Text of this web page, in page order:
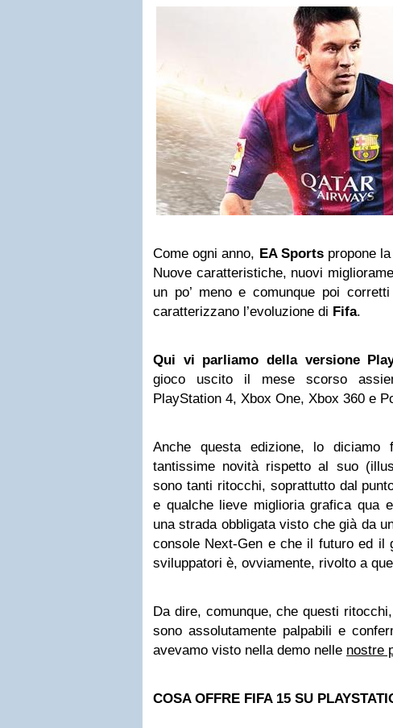
Come ogni anno, EA Sportspropone
Nuove caratteristiche, nuovi
un po’ meno e comunque poi
caratterizzano l’evoluzione di Fifa.
Qui vi parliamo della versione
gioco uscito il mese scorso
PlayStation 4, Xbox One, Xbox 360 e
Anche questa edizione, lo
tantissime novità rispetto al suo
sono tanti ritocchi, soprattutto dal
e qualche lieve miglioria grafica qua
una strada obbligata visto che già da
console Next-Gen e che il futuro ed il
sviluppatori è, ovviamente, rivolto a
Da dire, comunque, che questi
sono assolutamente palpabili e
avevamo visto nella demo nelle nostre
COSA OFFRE FIFA 15 SU